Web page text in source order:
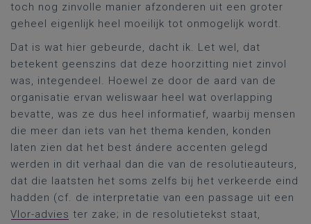
toch nog zinvolle manier afzonderen uit een groter
geheel eigenlijk heel moeilijk tot onmogelijk wordt.
Dat is wat hier gebeurde, dacht ik. Let wel, dat
betekent geenszins dat deze hoorzitting niet zinvol
was, integendeel. Hoewel ze door de aard van de
organisatie ervan weliswaar heel wat overlapping
bevatte, was ze dus heel informatief, waarbij mensen
die meer dan iets van het thema kenden, konden
laten zien dat het best ándere accenten gelegd
werden in dit verhaal dan die van de resolutieauteurs,
dat die laatsten het soms zelfs bij het verkeerde eind
hadden (cf. de interpretatie van een passage uit een
Vlor-advies ter zake; in de resolutietekst staat,